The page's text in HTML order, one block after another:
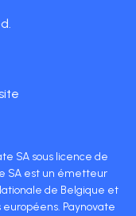
SA sous licence de
SA est un émetteur
de Belgique et
Paynovate